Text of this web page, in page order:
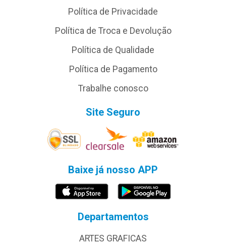
Política de Privacidade
Política de Troca e Devolução
Política de Qualidade
Política de Pagamento
Trabalhe conosco
Site Seguro
Baixe já nosso APP
Departamentos
ARTES GRAFICAS